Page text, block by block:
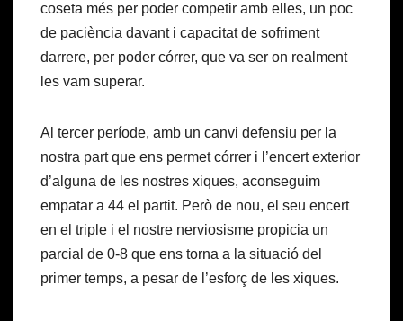
coseta més per poder competir amb elles, un poc
de paciència davant i capacitat de sofriment
darrere, per poder córrer, que va ser on realment
les vam superar.
Al tercer període, amb un canvi defensiu per la
nostra part que ens permet córrer i l’encert exterior
d’alguna de les nostres xiques, aconseguim
empatar a 44 el partit. Però de nou, el seu encert
en el triple i el nostre nerviosisme propicia un
parcial de 0-8 que ens torna a la situació del
primer temps, a pesar de l’esforç de les xiques.